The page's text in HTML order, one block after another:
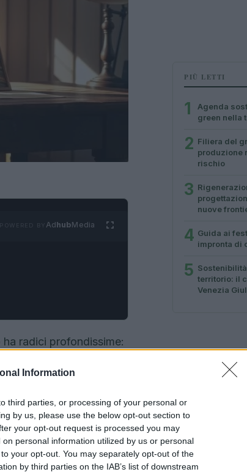
Information
third parties, or processing of your personal or
by us, please use the below opt-out section to
your opt-out request is processed you may
personal information utilized by us or personal
your opt-out. You may separately opt-out of the
by third parties on the IAB’s list of downstream
AdhubMedia
radici profondissime:
contemporanee, il
Oggi quella storia
che rivelano pattern,
PIÙ LETTI
1
Agenda
green nella
2 Filiera del
produzione
rischio
3
nuove
4 Guida ai
impronta di
5 territorio: il
Venezia